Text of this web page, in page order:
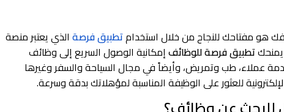
هو مفتاحك للنجاح من خلال استخدامتطبيق فرصة الذي يعتبر منصة
تطبيق فرصة للوظائفإمكانية الوصول السريع إلى وظائف
عملاء، طب وتمريض، وأيضاً في مجال السياحة والسفر وغيرها
للعثور على الوظيفة المناسبة لمؤهلاتك بدقة وسرعة.